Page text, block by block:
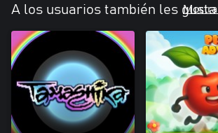
A los usuarios también les